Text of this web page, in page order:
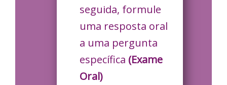
seguida, formule
uma resposta oral
a uma pergunta
específica (Exame
Oral)